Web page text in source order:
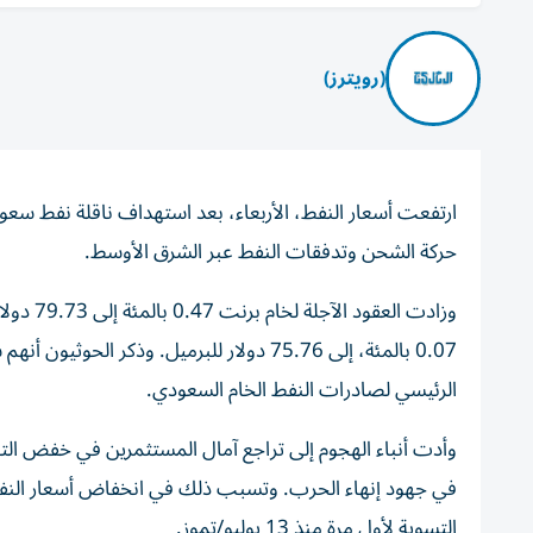
(رويترز)
ارتفعت أسعار النفط، الأربعاء، بعد استهداف ناقلة
حركة الشحن وتدفقات النفط عبر الشرق الأوسط.
0.07 بالمئة، إلى 75.76 دولار للبرميل.
الرئيسي لصادرات النفط الخام السعودي.
وأدت أنباء الهجوم إلى تراجع آمال المستثمرين في خفض